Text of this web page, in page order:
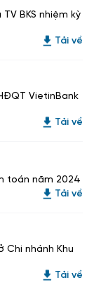
BKS nhiệm kỳ
Tải về
VietinBank
Tải về
toán năm 2024
Tải về
nhánh Khu
Tải về